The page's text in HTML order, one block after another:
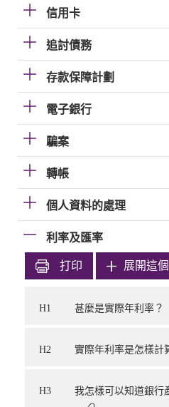
信用卡
追討債務
存款保障計劃
電子銀行
騙案
轉帳
個人資料的處理
利率及匯率
打印 展開這
H1 甚麼是實際年利率？
H2 實際年利率是怎樣計
H3 我怎樣可以知道銀行